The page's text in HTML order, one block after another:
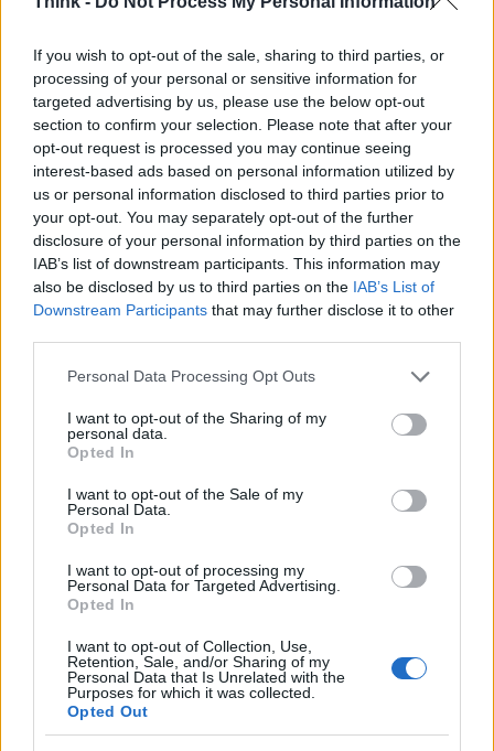
If you wish to opt-out of the sale, sharing to third parties, or
processing of your personal or sensitive information for
targeted advertising by us, please use the below opt-out
section to confirm your selection. Please note that after your
opt-out request is processed you may continue seeing
interest-based ads based on personal information utilized by
us or personal information disclosed to third parties prior to
your opt-out. You may separately opt-out of the further
disclosure of your personal information by third parties on the
IAB’s list of downstream participants. This information may
also be disclosed by us to third parties on the IAB’s List of
Downstream Participants that may further disclose it to other
Please note that this website/app uses one or more Google
not limited to your visit or usage behaviour. You may click to
grant or deny consent to Google and its third-party tags to
use your data for below specified purposes in below Google
consent section.
Personal Data Processing Opt Outs
I want to opt-out of the Sharing of my
personal data.
Opted In
I want to opt-out of the Sale of my
Personal Data.
Opted In
I want to opt-out of processing my
Personal Data for Targeted Advertising.
Opted In
I want to opt-out of Collection, Use,
Retention, Sale, and/or Sharing of my
Personal Data that Is Unrelated with the
Purposes for which it was collected.
Opted Out
Twitter, Elon Musk rallenta l’apertura verso
alcuni link esterni: “Sottrae traffico alle
aziende che non ama”
Elon Musk ha aggiunto un ritardo nell’apertura di alcuni link
esterni verso siti che a lui non piacciono.
Chiara Nava · 17 Ago 2023
Elon Musk e Mark Zuckerberg, l’incontro
può saltare: “Elon non è serio, trova scuse
per non battersi”
Mark Zuckerberg, CEO di Meta, ha accusato Elon Musk di non
essere abbastanza serio e di inventare scuse per evitare di